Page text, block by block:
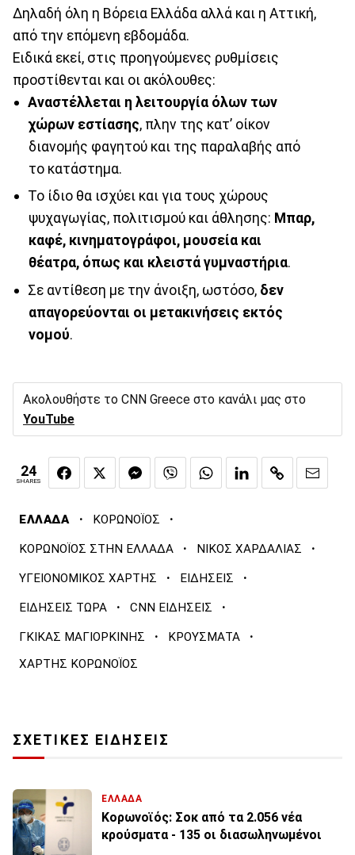
Δηλαδή όλη η Βόρεια Ελλάδα αλλά και η Αττική,
από την επόμενη εβδομάδα.
Ειδικά εκεί, στις προηγούμενες ρυθμίσεις
προστίθενται και οι ακόλουθες:
Αναστέλλεται η λειτουργία όλων των
χώρων εστίασης, πλην της κατ’ οίκον
διανομής φαγητού και της παραλαβής από
το κατάστημα.
Το ίδιο θα ισχύει και για τους χώρους
ψυχαγωγίας, πολιτισμού και άθλησης: Μπαρ,
καφέ, κινηματογράφοι, μουσεία και
θέατρα, όπως και κλειστά γυμναστήρια.
Σε αντίθεση με την άνοιξη, ωστόσο, δεν
απαγορεύονται οι μετακινήσεις εκτός
νομού.
Ακολουθήστε το CNN Greece στο κανάλι μας στο
YouTube
24
SHARES
ΕΛΛΑΔΑ · ΚΟΡΩΝΟΪΟΣ ·
ΚΟΡΩΝΟΪΟΣ ΣΤΗΝ ΕΛΛΑΔΑ · ΝΙΚΟΣ ΧΑΡΔΑΛΙΑΣ ·
ΥΓΕΙΟΝΟΜΙΚΟΣ ΧΑΡΤΗΣ · ΕΙΔΗΣΕΙΣ ·
ΕΙΔΗΣΕΙΣ ΤΩΡΑ · CNN ΕΙΔΗΣΕΙΣ ·
ΓΚΙΚΑΣ ΜΑΓΙΟΡΚΙΝΗΣ · ΚΡΟΥΣΜΑΤΑ ·
ΧΑΡΤΗΣ ΚΟΡΩΝΟΪΟΣ
ΣΧΕΤΙΚΕΣ ΕΙΔΗΣΕΙΣ
ΕΛΛΑΔΑ
Κορωνοϊός: Σοκ από τα 2.056 νέα
κρούσματα - 135 οι διασωληνωμένοι